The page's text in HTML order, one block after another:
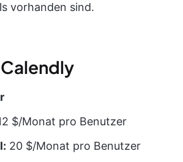
vorhanden sind.
$/Monat pro Benutzer
20 $/Monat pro Benutzer